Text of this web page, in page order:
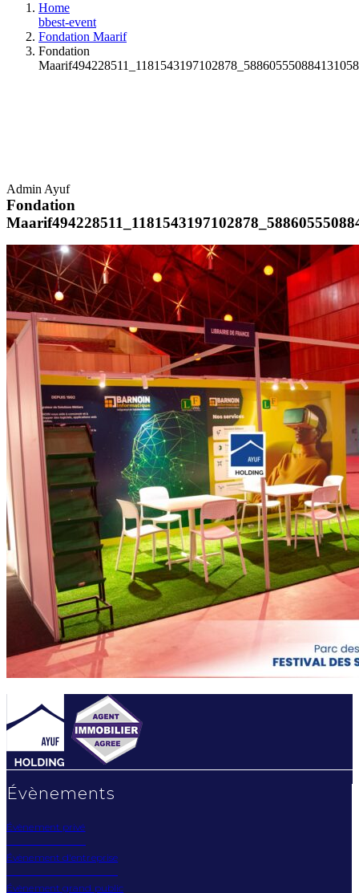
Home
bbest-event
Fondation Maarif
Fondation
Admin Ayuf
Fondation
Évènements
Évènement privé
Évènement d'entreprise
Évènement grand public